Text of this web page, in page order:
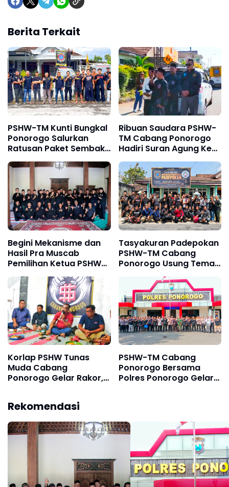
Berita Terkait
PSHW-TM Kunti Bungkal
Ponorogo Salurkan
Ratusan Paket Sembako
Kepada Fakir Miskin,
Dhuafa dan Anak Yatim
Ribuan Saudara PSHW-
TM Cabang Ponorogo
Hadiri Suran Agung Ke-
123, Gesit Baskoro:
Terimakasih TNI - Polri
dan Semua Pihak
Sehingga Kegiatan
Berlangsung Kondusif
Begini Mekanisme dan
Hasil Pra Muscab
Pemilihan Ketua PSHW-
TM Cabang Ponorogo
Periode 2026–2029
Tasyakuran Padepokan
PSHW-TM Cabang
Ponorogo Usung Tema
Bersatu dalam
Persaudaraan, Berkarya
dengan Keikhlasan dan
Mengabdi dengan
Tanggungjawab
Korlap PSHW Tunas
Muda Cabang
Ponorogo Gelar Rakor,
Acara Besar Tahun 2026
PSHW-TM Cabang
Ponorogo Bersama
Polres Ponorogo Gelar
Rekomendasi